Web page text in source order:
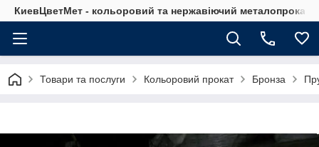
КиевЦветМет - кольоровий та нержавіючий металопрокат.
Товари та послуги Кольоровий прокат Бронза